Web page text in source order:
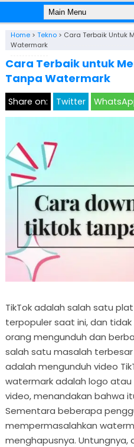
Home> Tekno> Cara Terbaik Untuk
Watermark
Cara Terbaik untuk
Tanpa Watermark
Share on: Twitter
TikTok adalah salah satu
terpopuler saat ini, dan
orang mengunduh dan
salah satu masalah
adalah mengunduh video
watermark adalah logo
video, menandakan bahwa
Sementara beberapa
mempermasalahkan
menghapusnya.